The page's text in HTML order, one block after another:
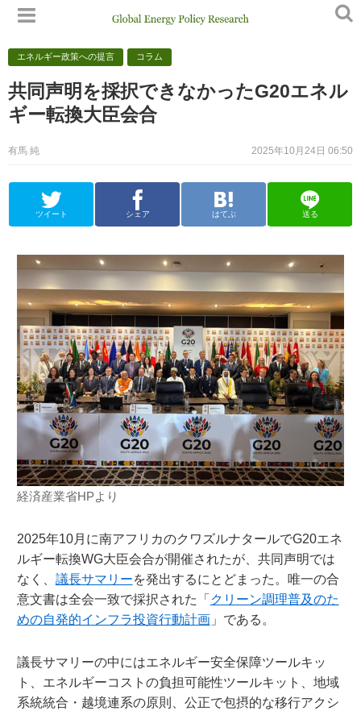
エネルギー政策への提言 コラム
共同声明を採択できなかったG20エネル
ギー転換大臣会合
2025年10月24日 06:50
有馬 純
ツイート シェア はてぶ 送る
経済産業省HPより
2025年10月に南アフリカのクワズルナタールでG20エネ
ルギー転換WG大臣会合が開催されたが、共同声明では
なく、 議長サマリーを発出するにとどまった。唯一の合
意文書は全会一致で採択された「 クリーン調理普及のた
めの自発的インフラ投資行動計画」である。
議長サマリーの中にはエネルギー安全保障ツールキッ
ト、エネルギーコストの負担可能性ツールキット、地域
系統統合・越境連系の原則、公正で包摂的な移行アクシ